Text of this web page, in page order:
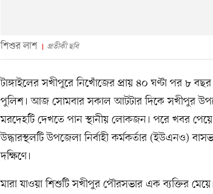
শিশুর লাশ প্রতীকী ছবি
টাঙ্গাইলের সখীপুরে নিখোঁজের প্রায় ৪০ ঘণ্টা পর ৮
পুলিশ। আজ সোমবার সকাল আটটার দিকে সখীপুর
মরদেহটি দেখতে পান স্থানীয় লোকজন। পরে খবর
উদ্ধারস্থলটি উপজেলা নির্বাহী কর্মকর্তার (ইউএনও)
দক্ষিণে।
মারা যাওয়া শিশুটি সখীপুর পৌরসভার এক ব্যক্তির মেয়ে।